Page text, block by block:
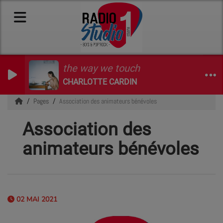
the way we touch
CHARLOTTE CARDIN
Pages Association des animateurs bénévoles
Association des
animateurs bénévoles
02 MAI 2021